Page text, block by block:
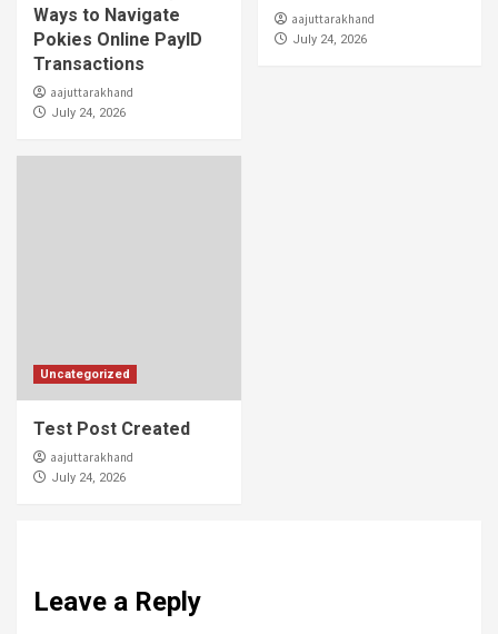
Ways to Navigate
Pokies Online PayID
Transactions
aajuttarakhand
July 24, 2026
aajuttarakhand
July 24, 2026
Uncategorized
Test Post Created
aajuttarakhand
July 24, 2026
Leave a Reply